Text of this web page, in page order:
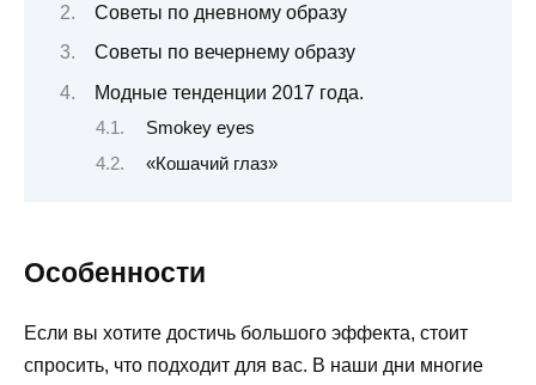
Советы по дневному образу
Советы по вечернему образу
Модные тенденции 2017 года.
Smokey eyes
«Кошачий глаз»
Особенности
Если вы хотите достичь большого эффекта, стоит
спросить, что подходит для вас. В наши дни многие